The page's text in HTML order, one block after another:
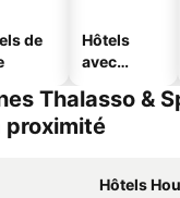
de
Hôtels
avec
Thalasso &
proximité
Hôtels